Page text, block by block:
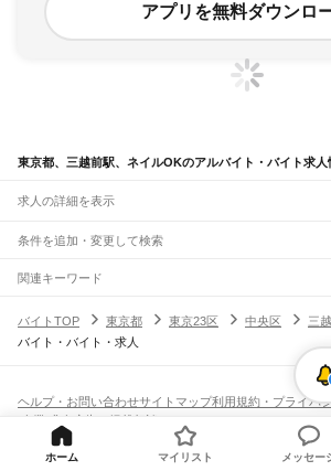
アプリを無料ダウンロ
東京都、三越前駅、ネイルOKのアルバイト・バイト求人
求人の詳細を表示
条件を追加・変更して検索
市区町村を追加・変更
東京都すべて
東京23区 すべて
墨田区 江
荒川区 板
江戸川区
八王子市 武蔵野市三鷹市 昭島市
小平市
国分寺市 狛江市
東久留米市
武蔵村山市 多摩市 羽村市あきる野
駅を追加・変更
JR山手線
大崎駅
恵比寿駅 代々木駅
高田馬場駅
大塚駅 田端駅西
上野駅御徒町駅 秋葉原駅神田駅 東京駅 有楽町駅新橋駅
職種を追加・変更
飲食・フードサービスすべて
ホールスタッフ キッチンスタッフ
パン屋（ベーカリー）
フードカウンター販売員
バー
飲食店補助（開店・閉店準備） 飲食店（店長・マネー
人気
日払いOK
学生歓迎 髪型・髪色自
ピアスOK
オープニングスタッフ
留学生・
雇用形態を追加・変更
アルバイト・パート
都道府県を変更
関連キーワード
バイトTOP
東京都 東京23区 中央区 三
バイト・バイト・求人
ヘルプ・お問い合わせサイトマップ利用規約・プライバ
ホーム マイリスト メッセー